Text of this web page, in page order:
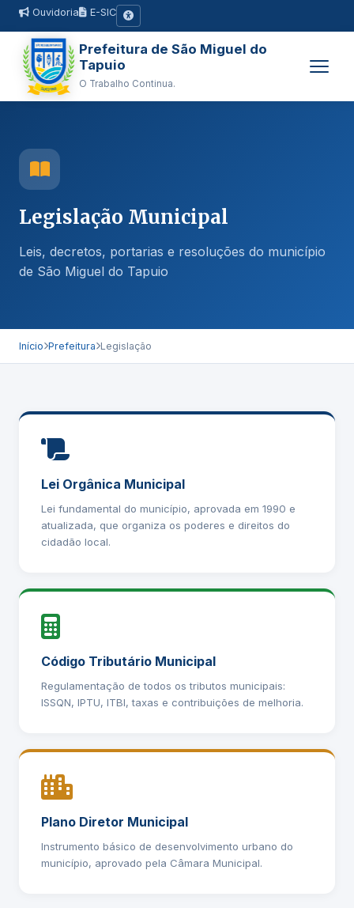
Ouvidoria E-SIC
Prefeitura de São Miguel do
Tapuio
O Trabalho Continua.
Legislação Municipal
Leis, decretos, portarias e resoluções do município
de São Miguel do Tapuio
Início Prefeitura Legislação
Lei Orgânica Municipal
Lei fundamental do município, aprovada em 1990 e
atualizada, que organiza os poderes e direitos do
cidadão local.
Código Tributário Municipal
Regulamentação de todos os tributos municipais:
ISSQN, IPTU, ITBI, taxas e contribuições de melhoria.
Plano Diretor Municipal
Instrumento básico de desenvolvimento urbano do
município, aprovado pela Câmara Municipal.